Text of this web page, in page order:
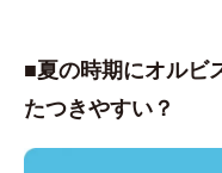
■夏の時期にオルビ
たつきやすい？